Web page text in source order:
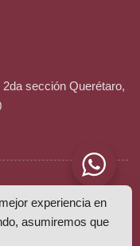
sección Querétaro,
CV.
experiencia en
asumiremos que